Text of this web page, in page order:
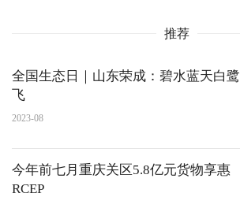
推荐
全国生态日｜山东荣成：碧水蓝天白鹭
飞
2023-08
今年前七月重庆关区5.8亿元货物享惠
RCEP